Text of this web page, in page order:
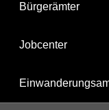
Bürgerämter
Jobcenter